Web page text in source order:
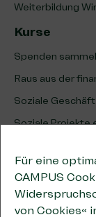
Für eine
CAMPUS
von Cookies«
Weiterbildung
Kurse
Spenden
Raus aus der
Soziale
Soziale Projekte
Kooperationen
Tipps zum